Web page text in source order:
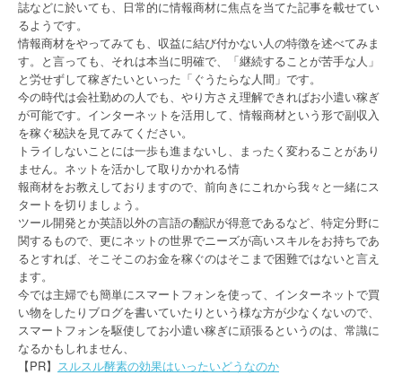
誌などに於いても、日常的に情報商材に焦点を当てた記事を載せてい
るようです。
情報商材をやってみても、収益に結び付かない人の特徴を述べてみま
す。と言っても、それは本当に明確で、「継続することが苦手な人」
と労せずして稼ぎたいといった「ぐうたらな人間」です。
今の時代は会社勤めの人でも、やり方さえ理解できればお小遣い稼ぎ
が可能です。インターネットを活用して、情報商材という形で副収入
を稼ぐ秘訣を見てみてください。
トライしないことには一歩も進まないし、まったく変わることがあり
ません。ネットを活かして取りかかれる情
報商材をお教えしておりますので、前向きにこれから我々と一緒にス
タートを切りましょう。
ツール開発とか英語以外の言語の翻訳が得意であるなど、特定分野に
関するもので、更にネットの世界でニーズが高いスキルをお持ちであ
るとすれば、そこそこのお金を稼ぐのはそこまで困難ではないと言え
ます。
今では主婦でも簡単にスマートフォンを使って、インターネットで買
い物をしたりブログを書いていたりという様な方が少なくないので、
スマートフォンを駆使してお小遣い稼ぎに頑張るというのは、常識に
なるかもしれません、
【PR】 スルスル酵素の効果はいったいどうなのか